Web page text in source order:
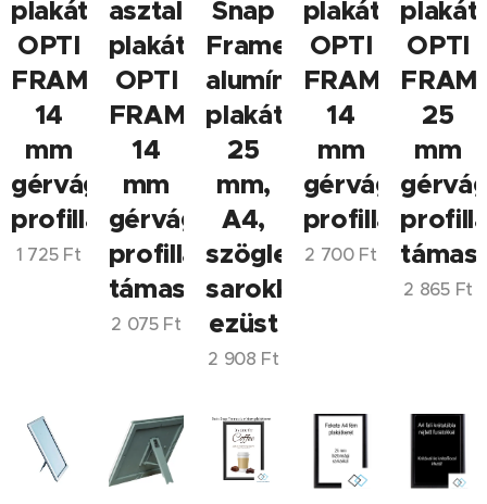
plakátkeret
OPTI
FRAME,
14
mm
gérvágott
profillal
1 725Ft
asztali
plakátkeret
OPTI
FRAME,
14
mm
gérvágott
profillal,
támasztékkal
2 075Ft
Snap
Frame
alumínium
plakátkeret
25
mm,
A4,
szögletes
sarokkal,
ezüst
2 908 Ft
plakátkeret
OPTI
FRAME,
14
mm
gérvágott
profillal
2 700Ft
OPTI
25
mm
2 865Ft